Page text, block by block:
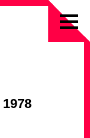
1978